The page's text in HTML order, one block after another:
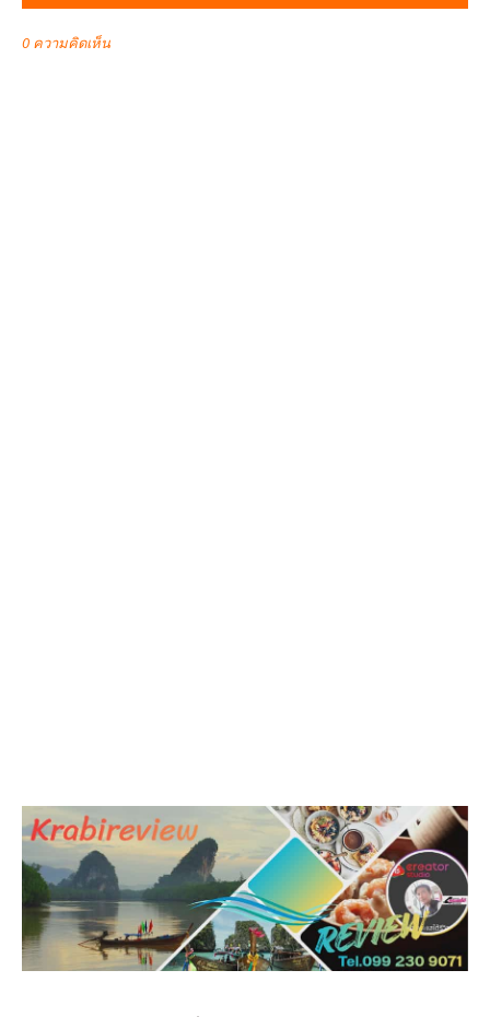
0 ความคิดเห็น